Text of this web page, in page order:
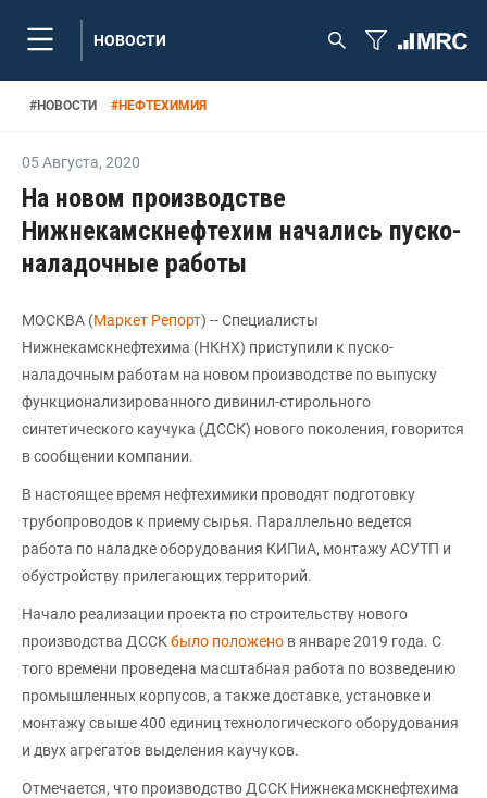
НОВОСТИ
#НОВОСТИ #НЕФТЕХИМИЯ
05 Августа, 2020
На новом производстве
Нижнекамскнефтехим начались пуско-
наладочные работы
МОСКВА (Маркет Репорт) -- Специалисты
Нижнекамскнефтехима (НКНХ) приступили к пуско-
наладочным работам на новом производстве по выпуску
функционализированного дивинил-стирольного
синтетического каучука (ДССК) нового поколения, говорится
в сообщении компании.
В настоящее время нефтехимики проводят подготовку
трубопроводов к приему сырья. Параллельно ведется
работа по наладке оборудования КИПиА, монтажу АСУТП и
обустройству прилегающих территорий.
Начало реализации проекта по строительству нового
производства ДССКбыло положено в январе 2019 года. С
того времени проведена масштабная работа по возведению
промышленных корпусов, а также доставке, установке и
монтажу свыше 400 единиц технологического оборудования
и двух агрегатов выделения каучуков.
Отмечается, что производство ДССК Нижнекамскнефтехима